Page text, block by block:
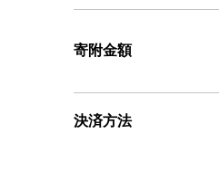
寄附金額
決済方法